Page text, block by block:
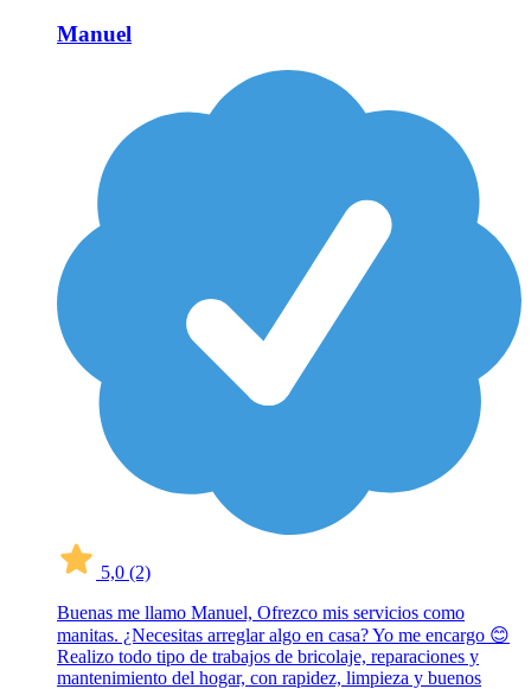
Manuel
5,0 (2)
Buenas me llamo Manuel, Ofrezco mis servicios como
manitas. ¿Necesitas arreglar algo en casa? Yo me encargo 😊
Realizo todo tipo de trabajos de bricolaje, reparaciones y
mantenimiento del hogar, con rapidez, limpieza y buenos